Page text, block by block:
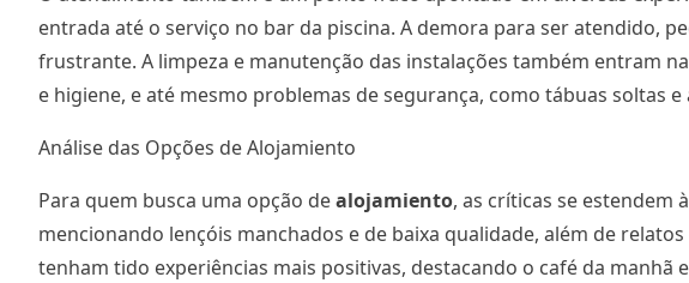
entrada até o serviço no bar da piscina. A demora para ser atendido,
frustrante. A limpeza e manutenção das instalações também entram
e higiene, e até mesmo problemas de segurança, como tábuas soltas
Análise das Opções de Alojamiento
Para quem busca uma opção dealojamiento, as críticas se estendem
mencionando lençóis manchados e de baixa qualidade, além de
tenham tido experiências mais positivas, destacando o café da